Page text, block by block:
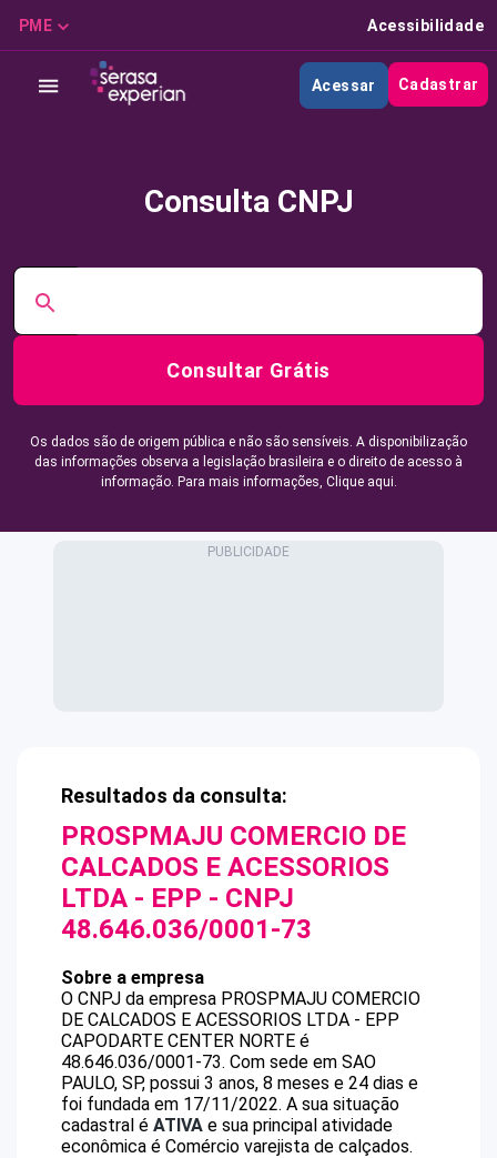
PME Acessibilidade
Acessar Cadastrar
Consulta CNPJ
Consultar Grátis
Os dados são de origem pública e não são sensíveis. A disponibilização
das informações observa a legislação brasileira e o direito de acesso à
informação. Para mais informações, Clique aqui.
Resultados da consulta:
PROSPMAJU COMERCIO DE
CALCADOS E ACESSORIOS
LTDA - EPP - CNPJ
48.646.036/0001-73
Sobre a empresa
O CNPJ da empresa PROSPMAJU COMERCIO
DE CALCADOS E ACESSORIOS LTDA - EPP
CAPODARTE CENTER NORTE é
48.646.036/0001-73. Com sede em SAO
PAULO, SP, possui 3 anos, 8 meses e 24 dias e
foi fundada em 17/11/2022. A sua situação
cadastral é ATIVA e sua principal atividade
econômica é Comércio varejista de calçados.